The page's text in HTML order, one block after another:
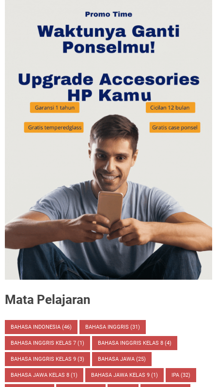
Mata Pelajaran
BAHASA INDONESIA (46) BAHASA INGGRIS (31)
BAHASA INGGRIS KELAS 7 (1) BAHASA INGGRIS KELAS 8 (4)
BAHASA INGGRIS KELAS 9 (3) BAHASA JAWA (25)
BAHASA JAWA KELAS 8 (1) BAHASA JAWA KELAS 9 (1) IPA (32)